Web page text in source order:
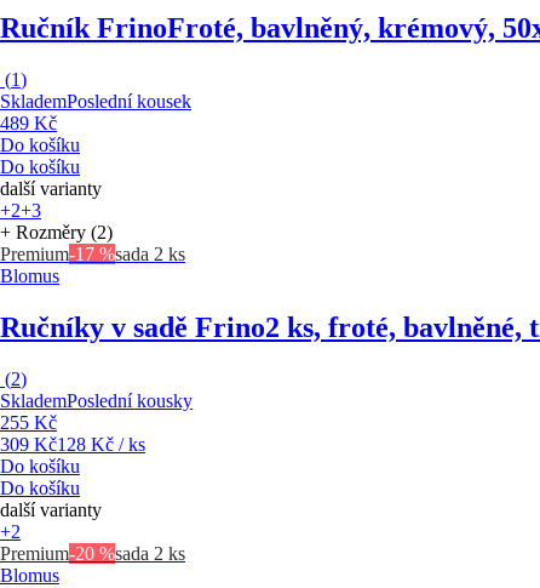
Ručník FrinoFroté, bavlněný, krémový,
(1)
SklademPoslední kousek
489 Kč
Do košíku
Do košíku
další varianty
+2+3
+ Rozměry (2)
Premium-17 %sada 2 ks
Blomus
Ručníky v sadě Frino2 ks, froté, bavlněné,
(2)
SklademPoslední kousky
255 Kč
309 Kč128 Kč / ks
Do košíku
Do košíku
další varianty
+2
Premium-20 %sada 2 ks
Blomus